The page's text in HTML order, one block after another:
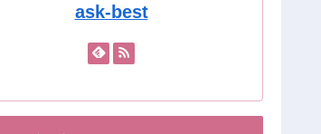
ask-best